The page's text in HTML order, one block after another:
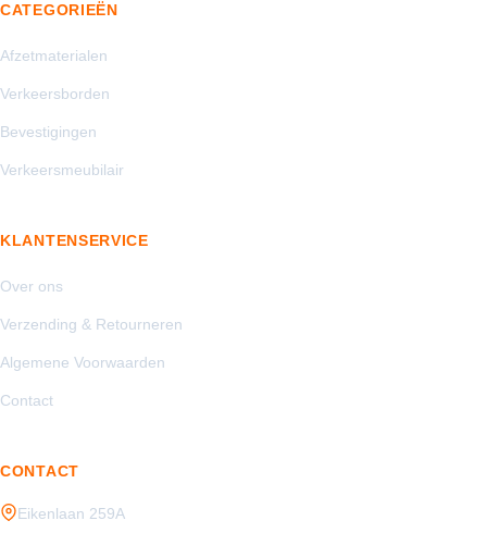
CATEGORIEËN
Afzetmaterialen
Verkeersborden
Bevestigingen
Verkeersmeubilair
KLANTENSERVICE
Over ons
Verzending & Retourneren
Algemene Voorwaarden
Contact
CONTACT
Eikenlaan 259A